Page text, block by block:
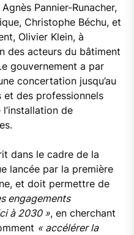
Pannier-Runacher,
Christophe Béchu, et
Olivier Klein, à
des acteurs du bâtiment
gouvernement a par
concertation jusqu’au
des professionnels
de
dans le cadre de la
lancée par la première
et doit permettre de
engagements
à 2030 », en cherchant
« accélérer la